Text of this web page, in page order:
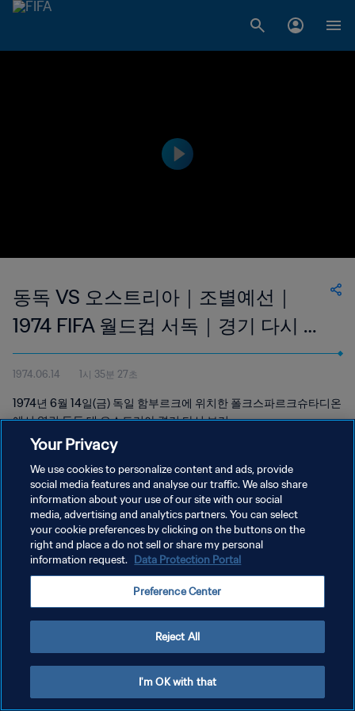
동독 VS 오스트리아｜조별예선｜
1974 FIFA 월드컵 서독｜경기 다시 보
기
1974.06.14 1시 35분 27초
1974년 6월 14일(금) 독일 함부르크에 위치한 폴크스파르크슈타디온
에서 열린 동독 대 오스트리아 경기 다시 보기
개인정보 보호정책
서비스 약관
쿠키 기본 설정 관리
Your Privacy
We use cookies to personalize content and ads, provide
social media features and analyse our traffic. We also share
information about your use of our site with our social
media, advertising and analytics partners. You can select
your cookie preferences by clicking on the buttons on the
right and place a do not sell or share my personal
information request. Data Protection Portal
Preference Center
Reject All
I'm OK with that